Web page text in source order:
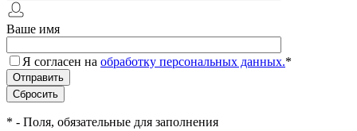
Ваше имя
Я согласен на обработку персональных данных.*
* - Поля, обязательные для заполнения